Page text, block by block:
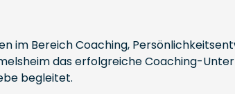
im Bereich Coaching,
das erfolgreiche Coaching-
begleitet.